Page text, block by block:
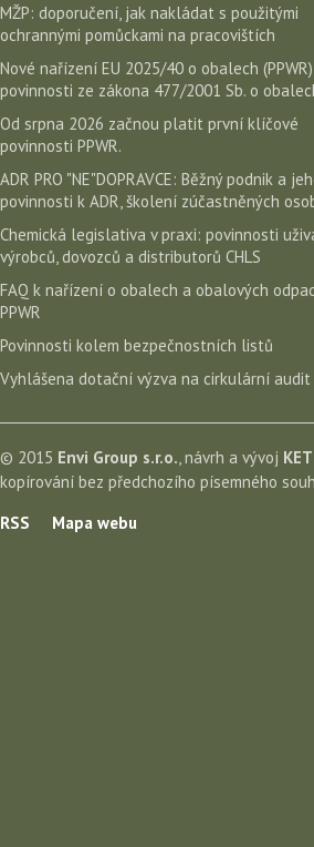
MŽP: doporučení, jak nakládat s použitými
ochrannými pomůckami na pracovištích
Nové nařízení EU 2025/40 o obalech
povinnosti ze zákona 477/2001 Sb. o
Od srpna 2026 začnou platit první klíčové
povinnosti PPWR.
ADR PRO "NE"DOPRAVCE: Běžný podnik a
povinnosti k ADR, školení zúčastněných
Chemická legislativa v praxi: povinnosti
výrobců, dovozců a distributorů CHLS
FAQ k nařízení o obalech a obalových
PPWR
Povinnosti kolem bezpečnostních listů
Vyhlášena dotační výzva na cirkulární audit
© 2015 Envi Group s.r.o. , návrh a vývoj
kopírování bez předchozího písemného
RSS
Mapa webu